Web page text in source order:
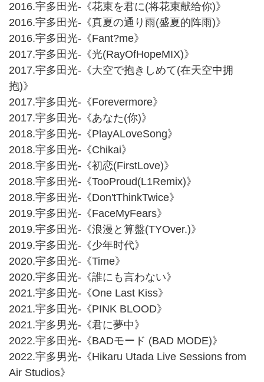
2016.宇多田光-《花束を君に(将花束献给你)》
2016.宇多田光-《真夏の通り雨(盛夏的阵雨)》
2016.宇多田光-《Fant?me》
2017.宇多田光-《光(RayOfHopeMIX)》
2017.宇多田光-《大空で抱きしめて(在天空中拥
抱)》
2017.宇多田光-《Forevermore》
2017.宇多田光-《あなた(你)》
2018.宇多田光-《PlayALoveSong》
2018.宇多田光-《Chikai》
2018.宇多田光-《初恋(FirstLove)》
2018.宇多田光-《TooProud(L1Remix)》
2018.宇多田光-《Don'tThinkTwice》
2019.宇多田光-《FaceMyFears》
2019.宇多田光-《浪漫と算盤(TYOver.)》
2019.宇多田光-《少年时代》
2020.宇多田光-《Time》
2020.宇多田光-《誰にも言わない》
2021.宇多田光-《One Last Kiss》
2021.宇多田光-《PINK BLOOD》
2021.宇多男光-《君に夢中》
2022.宇多田光-《BADモード (BAD MODE)》
2022.宇多男光-《Hikaru Utada Live Sessions from
Air Studios》